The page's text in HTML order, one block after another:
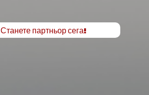
Станете партньор сега!